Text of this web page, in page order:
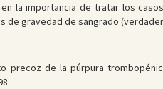
la importancia de tratar los
gravedad de sangrado
precoz de la púrpura